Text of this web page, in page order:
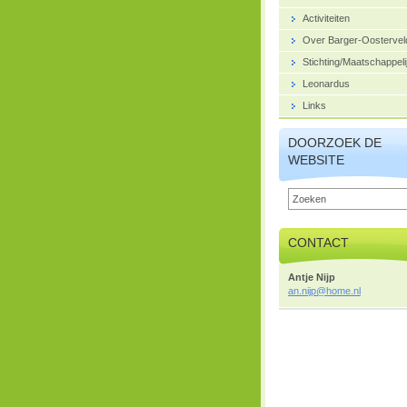
Activiteiten
Over Barger-
Stichting/
Leonardus
Links
DOORZOEK DE
WEBSITE
CONTACT
Antje Nijp
an.nijp@home.nl